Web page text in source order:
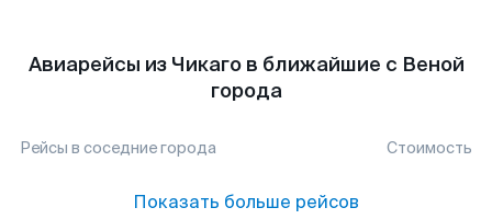
Авиарейсы из Чикаго в ближайшие с Веной
города
Рейсы в соседние города Стоимость
Показать больше рейсов